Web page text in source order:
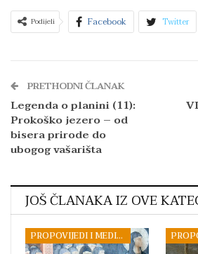
Podijeli Facebook Twitter
PRETHODNI ČLANAK
Legenda o planini (11):
Prokoško jezero – od
bisera prirode do
ubogog vašarišta
JOŠ ČLANAKA IZ OVE
PROPOVIJEDI I MEDITACIJE